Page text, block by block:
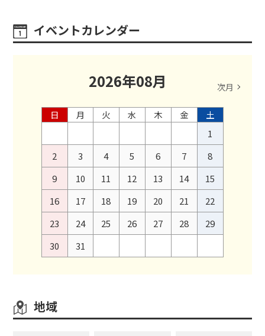
イベントカレンダー
2026年08月 次月
日 月 火 水 木 金
土
1
2
3 4 5 6 7
8
9
10 11 12 13 14
15
16
17 18 19 20 21
22
23
24 25 26 27 28
29
30
31
地域